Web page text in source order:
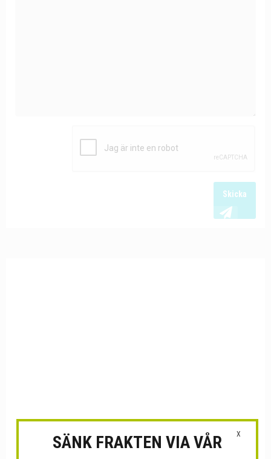
Skicka
X
SÄNK FRAKTEN VIA VÅR